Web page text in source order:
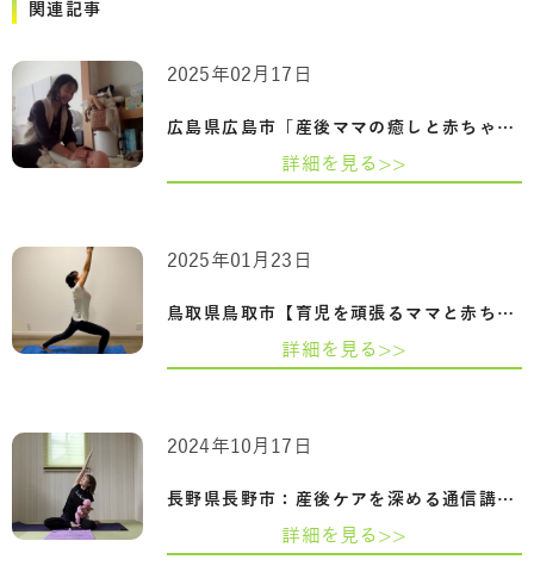
関連記事
広島県広島市「産後ママの癒しと赤ちゃん…
2025年02月17日
詳細を見る>>
鳥取県鳥取市【育児を頑張るママと赤ちゃ…
2025年01月23日
詳細を見る>>
長野県長野市：産後ケアを深める通信講座…
2024年10月17日
詳細を見る>>